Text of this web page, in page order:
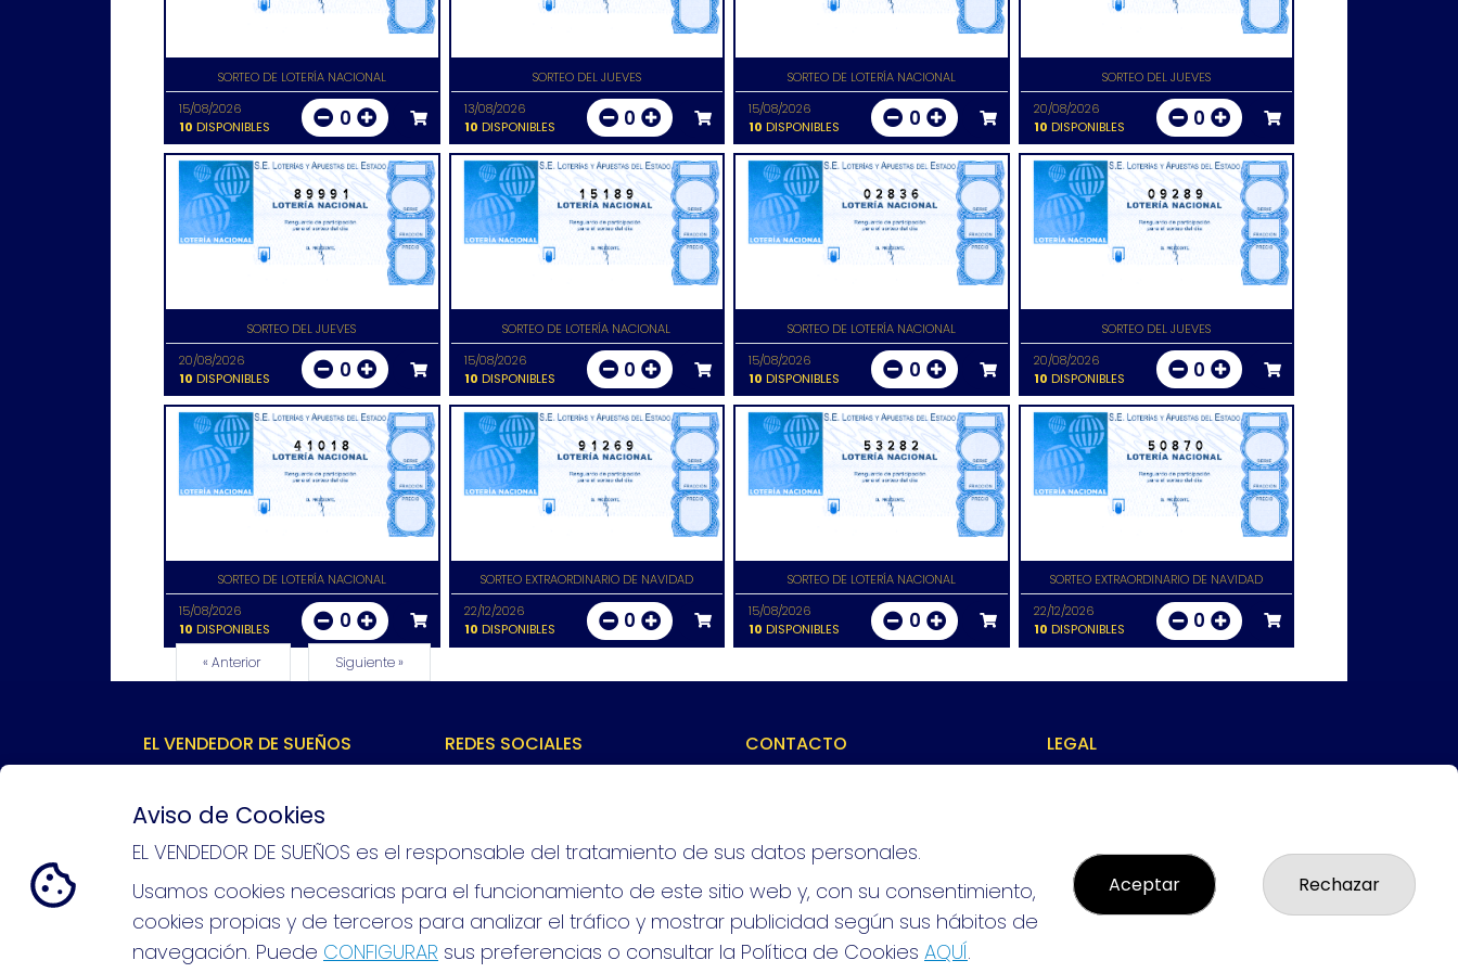
SORTEO DE LOTERÍA NACIONAL
15/08/2026
10 DISPONIBLES 0
SORTEO DEL JUEVES
13/08/2026
10 DISPONIBLES 0
SORTEO DE LOTERÍA NACIONAL
15/08/2026
10 DISPONIBLES 0
SORTEO DEL JUEVES
20/08/2026
10 DISPONIBLES 0
89991
SORTEO DEL JUEVES
20/08/2026
10 DISPONIBLES 0
15189
SORTEO DE LOTERÍA NACIONAL
15/08/2026
10 DISPONIBLES 0
02836
SORTEO DE LOTERÍA NACIONAL
15/08/2026
10 DISPONIBLES 0
09289
SORTEO DEL JUEVES
20/08/2026
10 DISPONIBLES 0
41018
SORTEO DE LOTERÍA NACIONAL
15/08/2026
10 DISPONIBLES 0
91269
SORTEO EXTRAORDINARIO DE NAVIDAD
22/12/2026
10 DISPONIBLES 0
53282
SORTEO DE LOTERÍA NACIONAL
15/08/2026
10 DISPONIBLES 0
50870
SORTEO EXTRAORDINARIO DE NAVIDAD
22/12/2026
10 DISPONIBLES 0
« Anterior Siguiente »
EL VENDEDOR DE SUEÑOS
Resultados
Empresas
Boletos digitales
Acceso
REDES SOCIALES CONTACTO
Clica aquí para contactar por
642061703
info@elvendedordesuenos.es
AVDA. CARDENAL BENLLOCH, 49
LEGAL
Tienda de Lotería Nacional
Pago aceptado con tarjeta
Aviso de Cookies
EL VENDEDOR DE SUEÑOS es el responsable del tratamiento de sus datos personales.
Usamos cookies necesarias para el funcionamiento de este sitio web y, con su consentimiento,
cookies propias y de terceros para analizar el tráfico y mostrar publicidad según sus hábitos de
navegación. Puede CONFIGURAR sus preferencias o consultar la Política de Cookies AQUÍ.
Aceptar Rechazar